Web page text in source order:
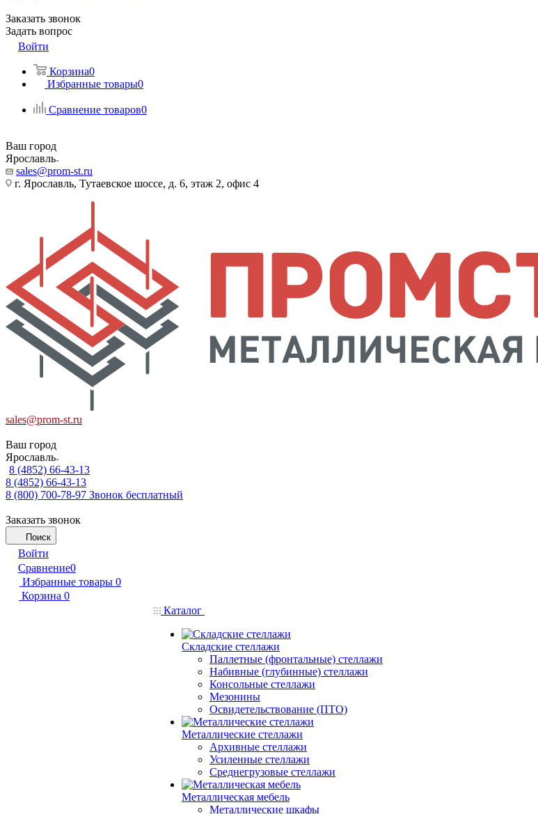
Заказать звонок
Задать вопрос
Войти
Корзина0
Избранные товары0
Сравнение товаров0
Ваш город
Ярославль
sales@prom-st.ru
г. Ярославль, Тутаевское шоссе, д. 6, этаж 2, офис 4
sales@prom-st.ru
Ваш город
Ярославль
8 (4852) 66-43-13
8 (4852) 66-43-13
8 (800) 700-78-97 Звонок бесплатный
Заказать звонок
Поиск
Войти
Сравнение0
Избранные товары 0
Корзина 0
Каталог
Складские стеллажи
Паллетные (фронтальные) стеллажи
Набивные (глубинные) стеллажи
Консольные стеллажи
Мезонины
Освидетельствование (ПТО)
Металлические стеллажи
Архивные стеллажи
Усиленные стеллажи
Среднегрузовые стеллажи
Металлическая мебель
Металлические шкафы